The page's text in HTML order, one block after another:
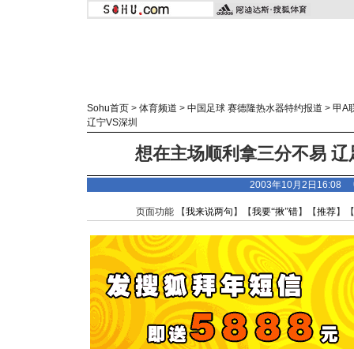
Sohu首页 > 体育频道 > 中国足球 赛德隆热水器特约报道 > 甲A
辽宁VS深圳
想在主场顺利拿三分不易
2003年10月2日16:08
页面功能 【我来说两句 】【我要“揪”错】【推荐】